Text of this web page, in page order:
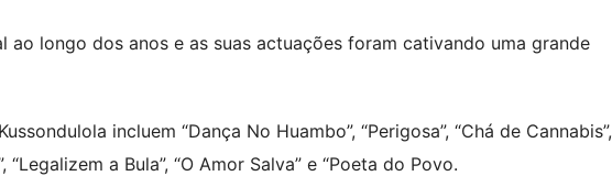
longo dos anos e as suas actuações foram cativando uma grande
incluem “Dança No Huambo”, “Perigosa”, “Chá de Cannabis”,
“Legalizem a Bula”, “O Amor Salva” e “Poeta do Povo.